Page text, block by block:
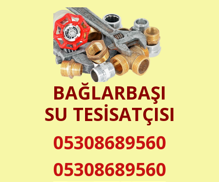
BAĞLARBAŞI
SU TESİSATÇISI
05308689560
05308689560